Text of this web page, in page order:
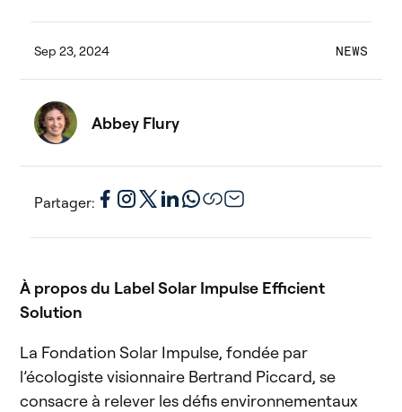
Sep 23, 2024 NEWS
Abbey Flury
Partager:
À propos du Label Solar Impulse Efficient
Solution
La Fondation Solar Impulse, fondée par
l’écologiste visionnaire Bertrand Piccard, se
consacre à relever les défis environnementaux